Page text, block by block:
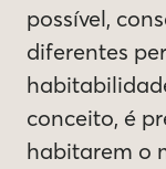
possível,
diferentes
conceito, é
habitarem o